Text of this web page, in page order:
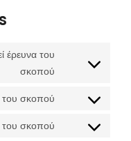
έρευνα του
σκοπού
Consent
service
του σκοπού
Consent
του σκοπού
Consent